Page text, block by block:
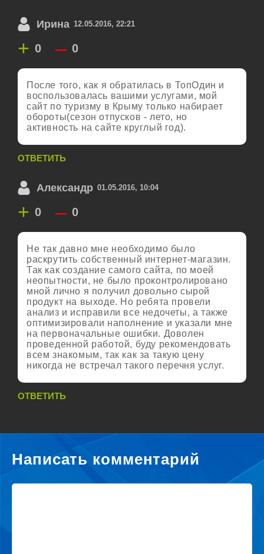
Ирина 12.05.2016, 22:21
+ 0 – 0
После того, как я обратилась в ТопОдин и
воспользовалась вашими услугами, мой
сайт по туризму в Крыму только набирает
обороты(сезон отпусков - лето, но
активность на сайте круглый год).
ОТВЕТИТЬ
Александр 01.05.2016, 10:04
+ 0 – 0
Не так давно мне необходимо было
раскрутить собственный интернет-магазин.
Так как создание самого сайта, по моей
неопытности, не было проконтролировано
мной лично я получил довольно сырой
продукт на выходе. Но ребята провели
анализ и исправили все недочеты, а также
оптимизировали наполнение и указали мне
на первоначальные ошибки. Доволен
проведенной работой, буду рекомендовать
всем знакомым, так как за такую цену
никогда не встречал такого перечня услуг.
ОТВЕТИТЬ
Написать комментарий